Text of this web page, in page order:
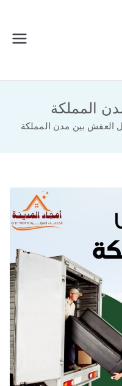
للخدمات المنزلية
المملكة
العفش بين مدن المملكة